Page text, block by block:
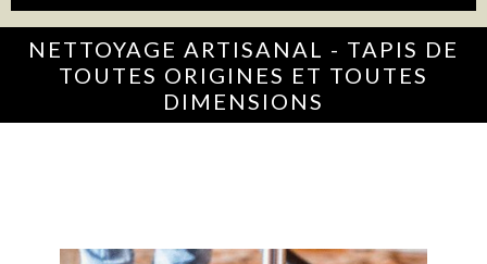
NETTOYAGE ARTISANAL - TAPIS DE
TOUTES ORIGINES ET TOUTES
DIMENSIONS